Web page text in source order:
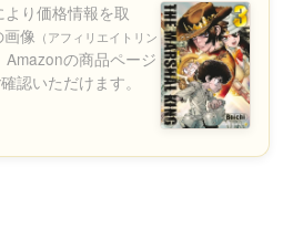
り価格情報を取
像 （アフィリエイトリン
Amazonの商品ページ
認いただけます。